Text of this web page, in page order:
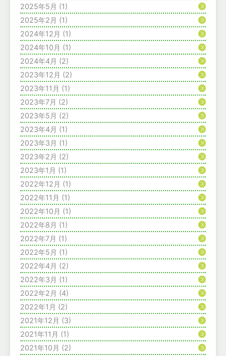
2025年5月 (1)
2025年2月 (1)
2024年12月 (1)
2024年10月 (1)
2024年4月 (2)
2023年12月 (2)
2023年11月 (1)
2023年7月 (2)
2023年5月 (2)
2023年4月 (1)
2023年3月 (1)
2023年2月 (2)
2023年1月 (1)
2022年12月 (1)
2022年11月 (1)
2022年10月 (1)
2022年8月 (1)
2022年7月 (1)
2022年5月 (1)
2022年4月 (2)
2022年3月 (1)
2022年2月 (4)
2022年1月 (2)
2021年12月 (3)
2021年11月 (1)
2021年10月 (2)